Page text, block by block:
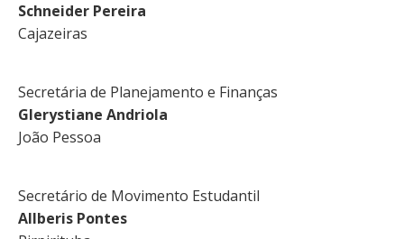
Schneider Pereira
Cajazeiras
Secretária de Planejamento e Finanças
Glerystiane Andriola
João Pessoa
Secretário de Movimento Estudantil
Allberis Pontes